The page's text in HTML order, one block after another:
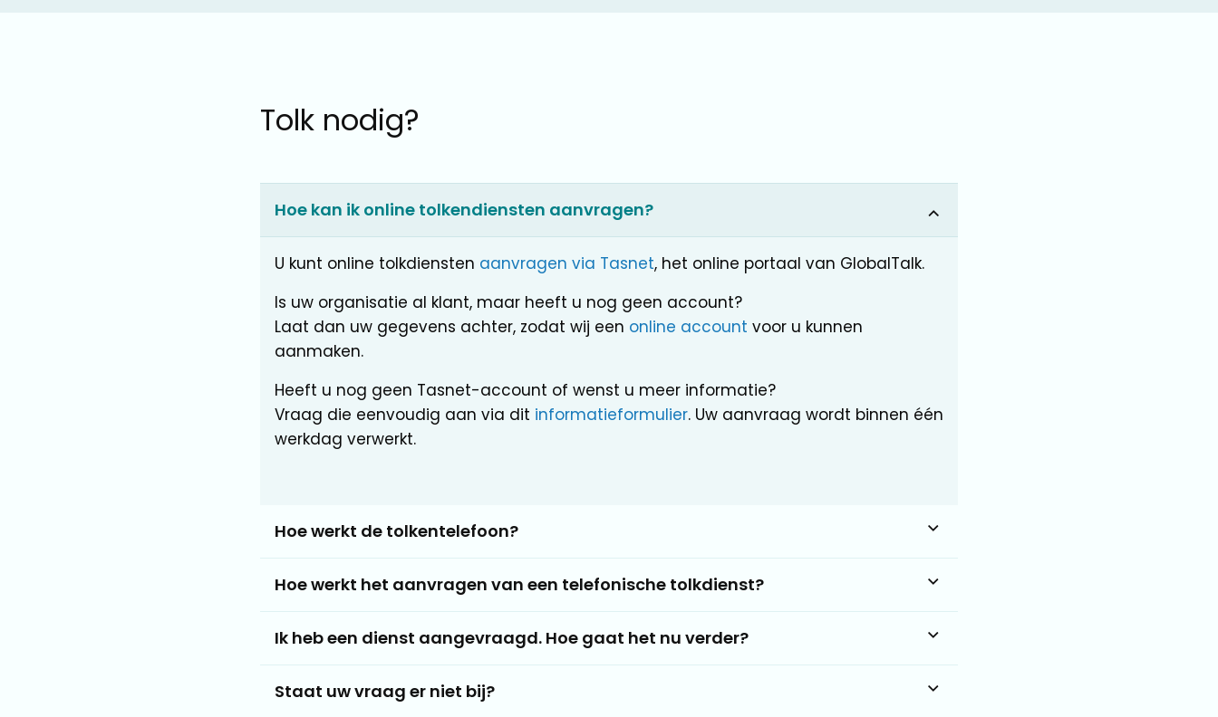
Tolk nodig?
Hoe kan ik online tolkendiensten aanvragen?
U kunt online tolkdiensten aanvragen via Tasnet, het online portaal van GlobalTalk.
Is uw organisatie al klant, maar heeft u nog geen account?
Laat dan uw gegevens achter, zodat wij een online account voor u kunnen
aanmaken.
Heeft u nog geen Tasnet-account of wenst u meer informatie?
Vraag die eenvoudig aan via dit informatieformulier. Uw aanvraag wordt binnen één
werkdag verwerkt.
Hoe werkt de tolkentelefoon?
Hoe werkt het aanvragen van een telefonische tolkdienst?
Ik heb een dienst aangevraagd. Hoe gaat het nu verder?
Staat uw vraag er niet bij?